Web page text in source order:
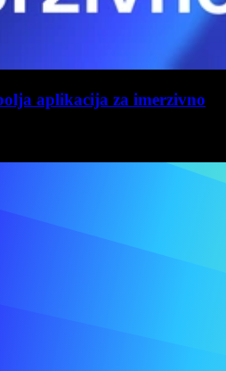
aplikacija za imerzivno